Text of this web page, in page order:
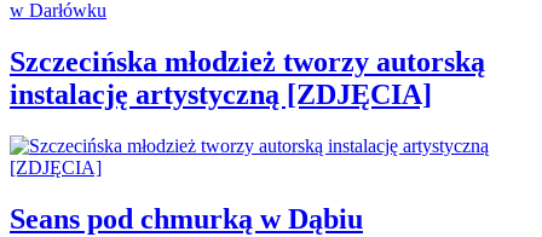
Szczecińska młodzież tworzy autorską
instalację artystyczną [ZDJĘCIA]
Seans pod chmurką w Dąbiu